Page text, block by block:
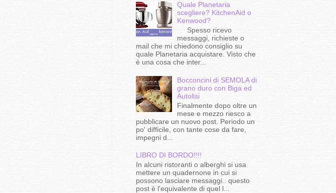
Quale Planetaria
scegliere? KitchenAid o
Kenwood?
Spesso ricevo
messaggi, richieste o
mail che mi chiedono consiglio su
quale Planetaria acquistare. Visto che
è una cosa che inter...
Bocconcini di SEMOLA di
grano duro con Biga ed
Autolisi
Finalmente dopo oltre un
mese e mezzo riesco a
pubblicare un nuovo post. Periodo un
po' difficile, con tante cose da fare,
impegni d...
LIBRO DI BORDO!!!!
In alcuni ristoranti o alberghi si usa
mettere un quadernone in cui si
possono lasciare messaggi.. questo
post è l'equivalente di quel l...